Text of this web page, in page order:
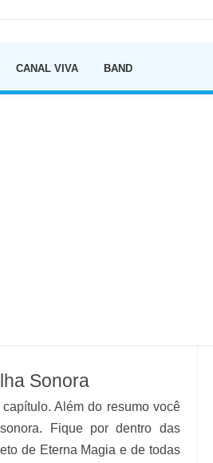
CANAL VIVA BAND
Sonora
Além do resumo você
Fique por dentro das
de Eterna Magia e de todas